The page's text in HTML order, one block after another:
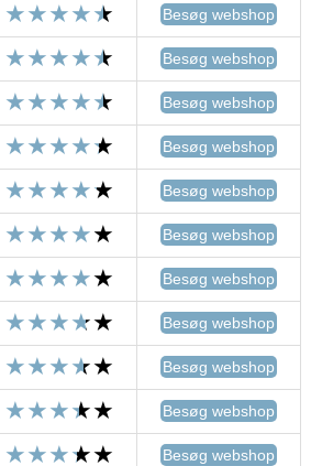
Besøg webshop
Besøg webshop
Besøg webshop
Besøg webshop
Besøg webshop
Besøg webshop
Besøg webshop
Besøg webshop
Besøg webshop
Besøg webshop
Besøg webshop